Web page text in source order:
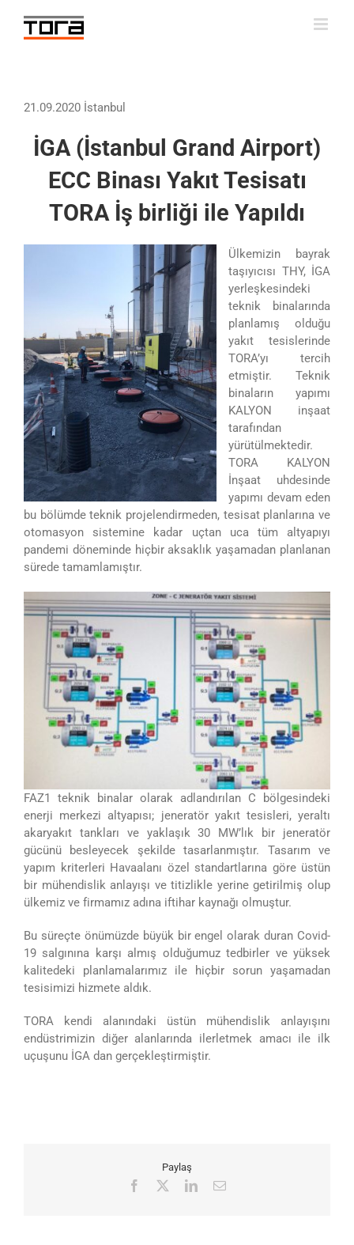
content
21.09.2020 İstanbul
İGA (İstanbul Grand Airport)
ECC Binası Yakıt Tesisatı
TORA İş birliği ile Yapıldı
Ülkemizin bayrak
taşıyıcısı THY, İGA
yerleşkesindeki
teknik binalarında
planlamış olduğu
yakıt tesislerinde
TORA’yı tercih
etmiştir. Teknik
binaların yapımı
KALYON inşaat
tarafından
yürütülmektedir.
TORA KALYON
İnşaat uhdesinde
yapımı devam eden
bu bölümde teknik projelendirmeden, tesisat planlarına ve
otomasyon sistemine kadar uçtan uca tüm altyapıyı
pandemi döneminde hiçbir aksaklık yaşamadan planlanan
sürede tamamlamıştır.
FAZ1 teknik binalar olarak adlandırılan C bölgesindeki
enerji merkezi altyapısı; jeneratör yakıt tesisleri, yeraltı
akaryakıt tankları ve yaklaşık 30 MW’lık bir jeneratör
gücünü besleyecek şekilde tasarlanmıştır. Tasarım ve
yapım kriterleri Havaalanı özel standartlarına göre üstün
bir mühendislik anlayışı ve titizlikle yerine getirilmiş olup
ülkemiz ve firmamız adına iftihar kaynağı olmuştur.
Bu süreçte önümüzde büyük bir engel olarak duran Covid-
19 salgınına karşı almış olduğumuz tedbirler ve yüksek
kalitedeki planlamalarımız ile hiçbir sorun yaşamadan
tesisimizi hizmete aldık.
TORA kendi alanındaki üstün mühendislik anlayışını
endüstrimizin diğer alanlarında ilerletmek amacı ile ilk
uçuşunu İGA dan gerçekleştirmiştir.
Paylaş
Facebook LinkedIn
E-